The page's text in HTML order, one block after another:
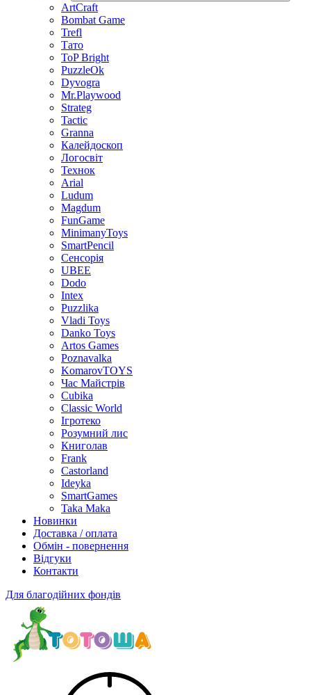
ArtCraft
Bombat Game
Trefl
Тато
ToP Bright
PuzzleOk
Dyvogra
Mr.Playwood
Strateg
Tactic
Granna
Калейдоскоп
Логосвіт
Технок
Arial
Ludum
Magdum
FunGame
MinimanyToys
SmartPencil
Сенсорія
UBEE
Dodo
Intex
Puzzlika
Vladi Toys
Danko Toys
Artos Games
Poznavalka
KomarovTOYS
Час Майстрів
Cubika
Classic World
Ігротеко
Розумний лис
Книголав
Frank
Castorland
Ideyka
SmartGames
Taka Maka
Новинки
Доставка / оплата
Обмін - повернення
Відгуки
Контакти
Для благодійних фондів